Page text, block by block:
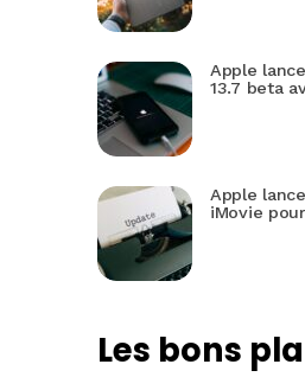
Apple
13.7 beta
Apple
iMovie
Les bons